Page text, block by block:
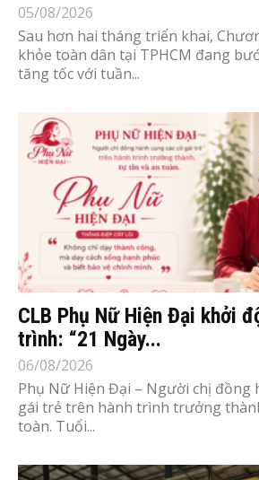
05/08/2026
Sau hơn hai tháng triển khai,
khỏe toàn dân tại TPHCM đang
tăng tốc với tuần...
CLB Phụ Nữ Hiện Đại khởi
trình: “21 Ngày...
06/08/2026
Phụ Nữ Hiện Đại – Người chị đồng
gái trẻ trên hành trình trưởng
toàn. Tuổi...